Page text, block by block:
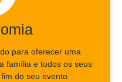
para oferecer uma
família e todos os seus
do seu evento.